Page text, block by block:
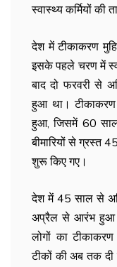
स्वास्थ्य कर्मियों की
देश में टीकाकरण
इसके पहले चरण में
बाद दो फरवरी से
हुआ था।
हुआ, जिसमें 60
बीमारियों से ग्रस्त
शुरू किए गए।
देश में 45 साल से
अप्रैल से आरंभ हुआ
लोगों का
टीकों की अब तक दी